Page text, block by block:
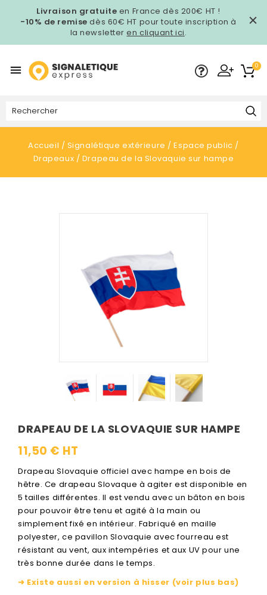
Livraison gratuite en France dès 200€ HT !
-10% de remise dès 60€ HT pour toute inscription à
la newsletteren cliquant ici.
 0
Accueil Signalétique extérieure
Espace public
Drapeaux
Drapeau de la Slovaquie sur hampe
DRAPEAU DE LA SLOVAQUIE SUR HAMPE
11,50 € HT
Drapeau Slovaquie officiel avec hampe en bois de
hêtre. Ce drapeau Slovaque à agiter est disponible en
5 tailles différentes. Il est vendu avec un bâton en bois
pour pouvoir être tenu et agité à la main ou
simplement fixé en intérieur. Fabriqué en maille
polyester, ce pavillon Slovaquie avec fourreau est
résistant au vent, aux intempéries et aux UV pour une
très bonne durée dans le temps.
➜ Existe aussi en version à hisser (voir plus bas)